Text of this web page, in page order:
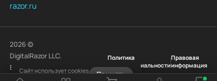
razor.ru
2026 ©
DigitalRazor LLC.
Все права
защищены.
Политика
Конфиденциальности
Правовая
информация
Сайт использует cookies
Узнать подробнее
Принять